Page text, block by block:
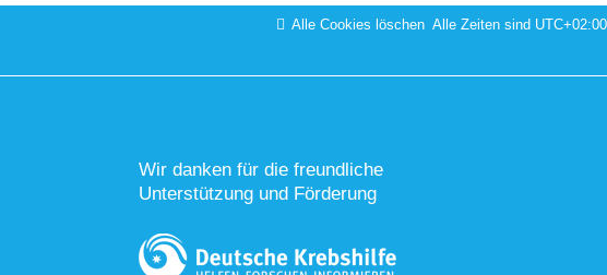
Alle Zeiten sind UTC+02:00
Alle Cookies löschen
Wir danken für die freundliche
Unterstützung und Förderung